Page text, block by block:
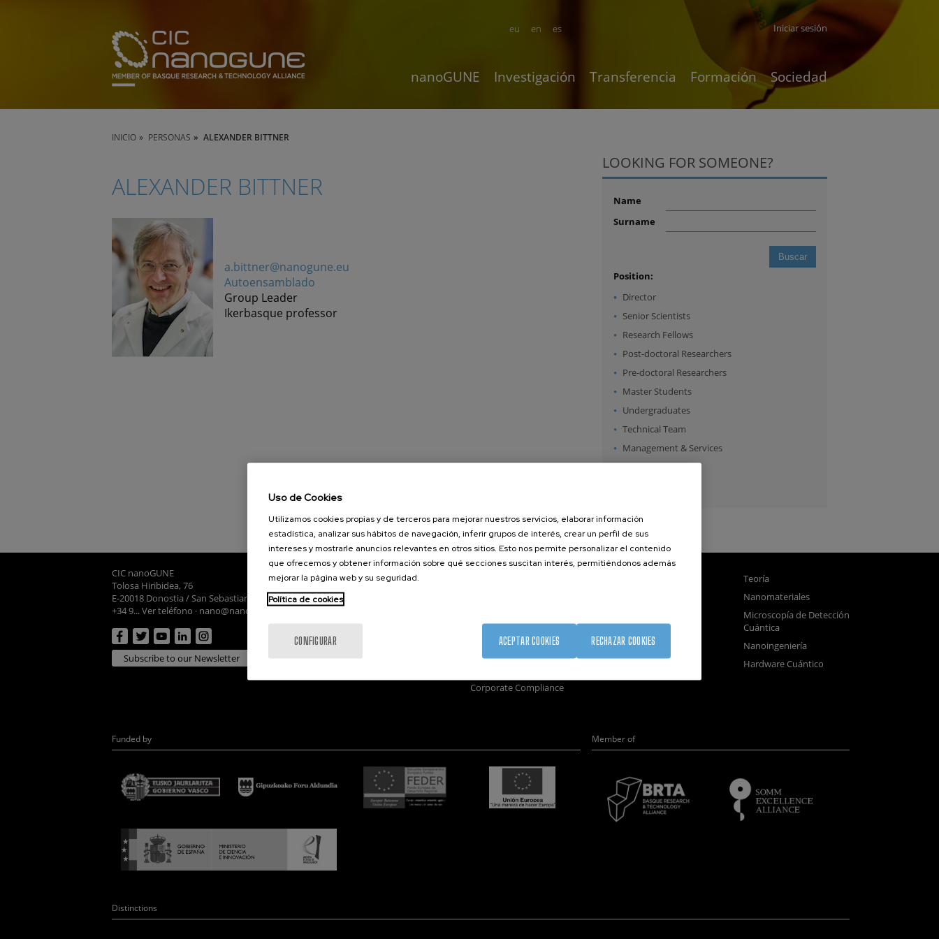
en es
eu Iniciar sesión
nanoGUNE Investigación Transferencia Formación Sociedad
INICIO PERSONAS ALEXANDER BITTNER
ALEXANDER BITTNER
a.bittner@nanogune.eu
Autoensamblado
Group Leader
Ikerbasque professor
LOOKING FOR SOMEONE?
Name
Surname
Position:
Director
Senior Scientists
Research Fellows
Post-doctoral Researchers
Pre-doctoral Researchers
Master Students
Undergraduates
Technical Team
Management & Services
Guest Researchers
CIC nanoGUNE
Tolosa Hiribidea, 76
E-20018 Donostia / San Sebastian
+34 9... Ver teléfono · nano@nanogune.eu
Subscribe to our Newsletter
nanoGUNE
Corporate Compliance
Teoría
Nanomateriales
Microscopía de Detección
Cuántica
Nanoingeniería
Hardware Cuántico
Funded by Member of
Distinctions
Uso de Cookies
Utilizamos cookies propias y de terceros para mejorar nuestros servicios, elaborar información
estadística, analizar sus hábitos de navegación, inferir grupos de interés, crear un perfil de sus
intereses y mostrarle anuncios relevantes en otros sitios. Esto nos permite personalizar el contenido
que ofrecemos y obtener información sobre qué secciones suscitan interés, permitiéndonos además
mejorar la página web y su seguridad.
Política de cookies
CONFIGURAR RECHAZAR COOKIES
ACEPTAR COOKIES